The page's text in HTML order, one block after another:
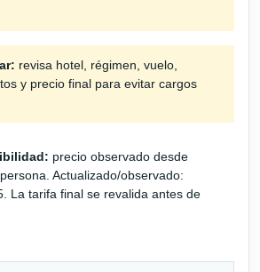
revisa hotel, régimen, vuelo,
y precio final para evitar cargos
precio observado desde
Actualizado/observado:
La tarifa final se revalida antes de